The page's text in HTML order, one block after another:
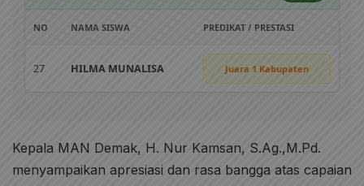
NO NAMA SISWA PREDIKAT / PRESTASI
27 HILMA MUNALISA Juara 1 Kabupaten
Kepala MAN Demak, H. Nur Kamsan, S.Ag.,M.Pd.
menyampaikan apresiasi dan rasa bangga atas capaian